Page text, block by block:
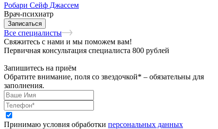
Робари Сейф Джассем
Врач-психиатр
Записаться
Все специалисты
Свяжитесь с нами и мы поможем вам!
Первичная консультация специалиста 800 рублей
Запишитесь на приём
Обратите внимание, поля со звездочкой* – обязательны для
заполнения.
Принимаю условия обработки персональных данных